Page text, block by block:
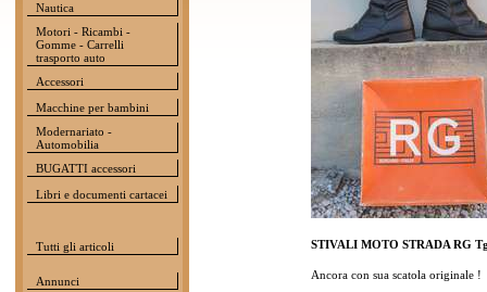
Nautica
Motori - Ricambi -
Gomme - Carrelli
trasporto auto
Accessori
Macchine per bambini
Modernariato -
Automobilia
BUGATTI accessori
Libri e documenti cartacei
Tutti gli articoli
Annunci
STIVALI MOTO STRADA RG
Ancora con sua scatola originale !